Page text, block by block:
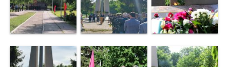
,,Cocoșelul
de
Aur”